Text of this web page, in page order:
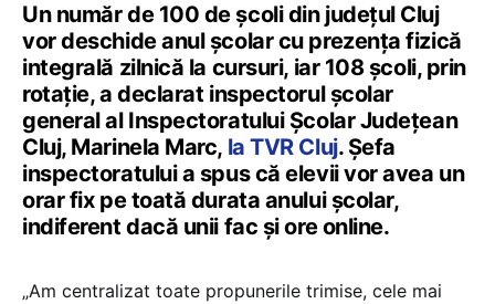
Un număr de 100 de școli din județul Cluj
vor deschide anul școlar cu prezența fizică
integrală zilnică la cursuri, iar 108 școli, prin
rotație, a declarat inspectorul școlar
general al Inspectoratului Școlar Județean
Cluj, Marinela Marc, la TVR Cluj. Șefa
inspectoratului a spus că elevii vor avea un
orar fix pe toată durata anului școlar,
indiferent dacă unii fac și ore online.
„Am centralizat toate propunerile trimise, cele mai